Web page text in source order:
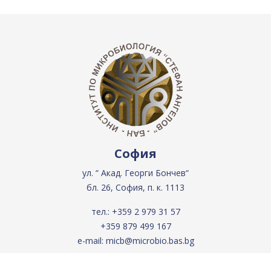
София
ул. “ Акад. Георги Бончев“
бл. 26, София, п. к. 1113
тел.: +359 2 979 31 57
+359 879 499 167
e-mail: micb@microbio.bas.bg